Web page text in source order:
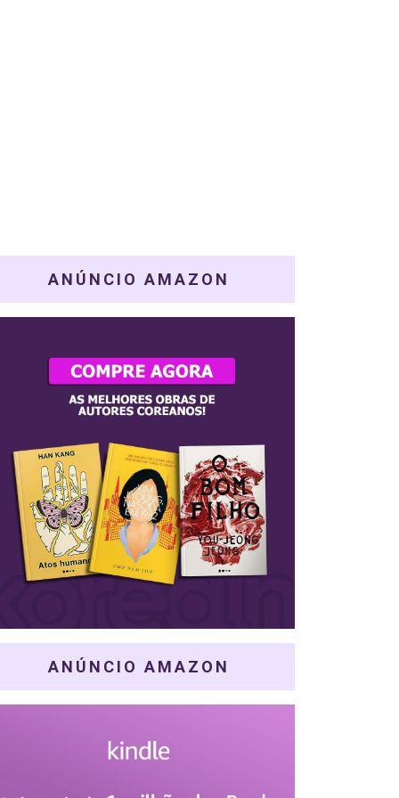
ANÚNCIO AMAZON
ANÚNCIO AMAZON